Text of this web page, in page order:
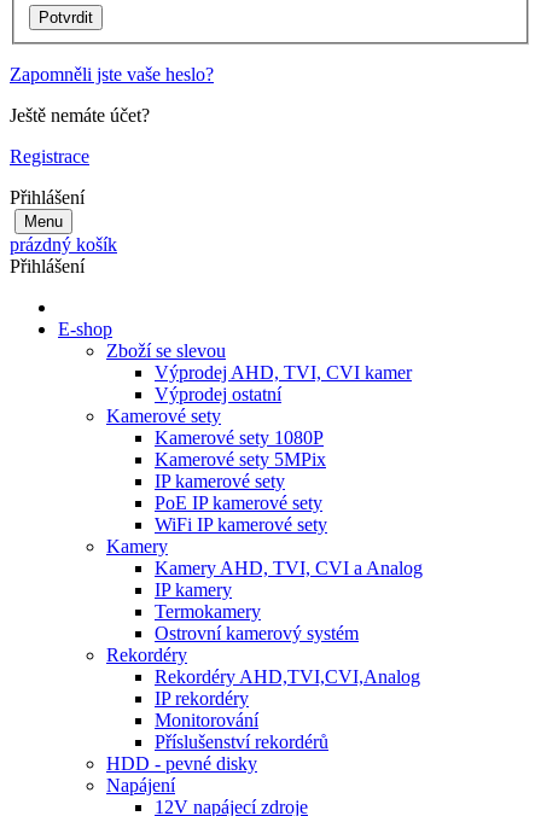
Zapomněli jste vaše heslo?
Ještě nemáte účet?
Registrace
Přihlášení
Menu
prázdný košík
Přihlášení
E-shop
Zboží se slevou
Výprodej AHD, TVI, CVI kamer
Výprodej ostatní
Kamerové sety
Kamerové sety 1080P
Kamerové sety 5MPix
IP kamerové sety
PoE IP kamerové sety
WiFi IP kamerové sety
Kamery
Kamery AHD, TVI, CVI a Analog
IP kamery
Termokamery
Ostrovní kamerový systém
Rekordéry
Rekordéry AHD,TVI,CVI,Analog
IP rekordéry
Monitorování
Příslušenství rekordérů
HDD - pevné disky
Napájení
12V napájecí zdroje